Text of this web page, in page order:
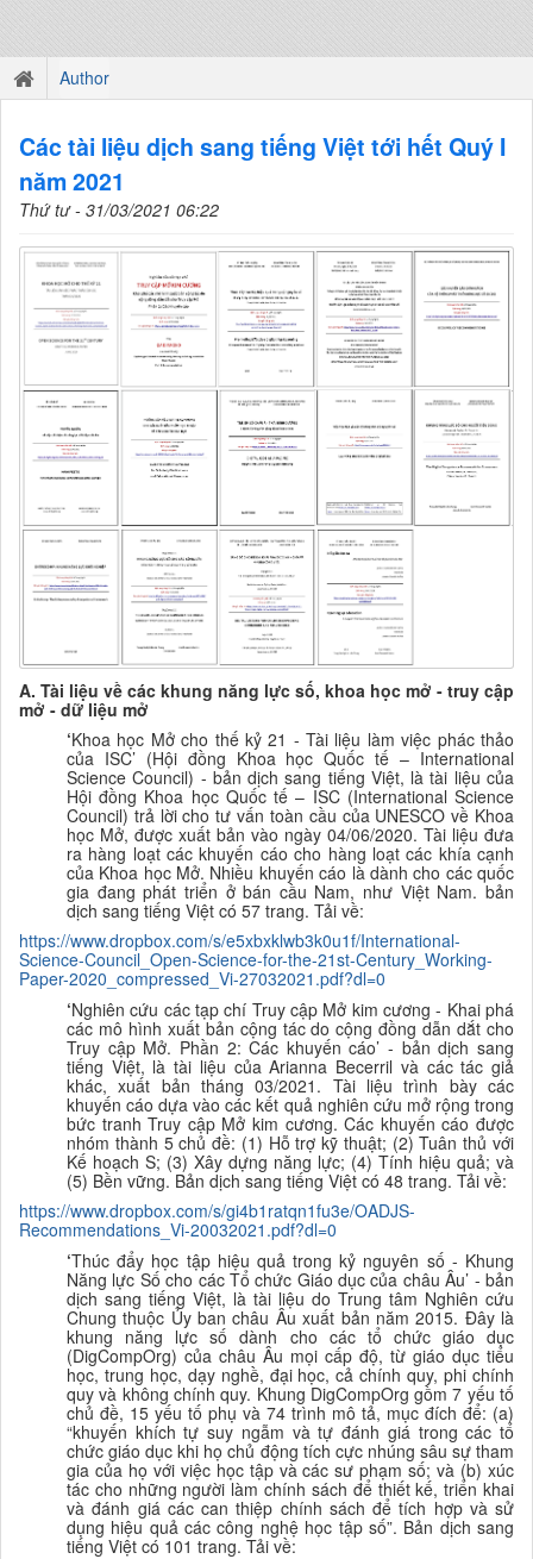
Author
Các tài liệu dịch sang tiếng Việt tới hết Quý I
năm 2021
Thứ tư - 31/03/2021 06:22
A. Tài liệu về các khung năng lực số, khoa học mở - truy cập
mở - dữ liệu mở
‘Khoa học Mởcho thế kỷ 21 - Tài liệu làm việc phác thảo
của ISC’ (Hội đồng Khoa học Quốc tế – International
Science Council) - bản dịch sang tiếng Việt, là tài liệu của
Hội đồng Khoa học Quốc tế – ISC (International Science
Council) trả lời cho tư vấn toàn cầu của UNESCO về Khoa
học Mở, được xuất bản vào ngày 04/06/2020. Tài liệu đưa
ra hàng loạt các khuyến cáo cho hàng loạt các khía cạnh
của Khoa học Mở. Nhiều khuyến cáo là dành cho các quốc
gia đang phát triển ở bán cầu Nam, như Việt Nam. bản
dịch sang tiếng Việt có 57 trang. Tải về:
https://www.dropbox.com/s/e5xbxklwb3k0u1f/International-
Science-Council_Open-Science-for-the-21st-Century_Working-
Paper-2020_compressed_Vi-27032021.pdf?dl=0
‘Nghiên cứu các tạp chí Truy cập Mở kim cương - Khai phá
các mô hình xuất bản cộng tác do cộng đồng dẫn dắt cho
Truy cập Mở. Phần 2: Các khuyến cáo’ - bản dịch sang
tiếng Việt, là tài liệu của Arianna Becerril và các tác giả
khác, xuất bản tháng 03/2021. Tài liệu trình bày các
khuyến cáo dựa vào các kết quả nghiên cứu mở rộng trong
bức tranh Truy cập Mở kim cương. Các khuyến cáo được
nhóm thành 5 chủ đề: (1) Hỗ trợ kỹ thuật; (2) Tuân thủ với
Kế hoạch S; (3) Xây dựng năng lực; (4) Tính hiệu quả; và
(5) Bền vững. Bản dịch sang tiếng Việt có 48 trang. Tải về:
https://www.dropbox.com/s/gi4b1ratqn1fu3e/OADJS-
Recommendations_Vi-20032021.pdf?dl=0
‘Thúc đẩy học tập hiệu quả trong kỷ nguyên số - Khung
Năng lực Số cho các Tổ chức Giáo dục của châu Âu’ - bản
dịch sang tiếng Việt, là tài liệu do Trung tâm Nghiên cứu
Chung thuộc Ủy ban châu Âu xuất bản năm 2015. Đây là
khung năng lực số dành cho các tổ chức giáo dục
(DigCompOrg) của châu Âu mọi cấp độ, từ giáo dục tiểu
học, trung học, dạy nghề, đại học, cả chính quy, phi chính
quy và không chính quy. Khung DigCompOrg gồm 7 yếu tố
chủ đề, 15 yếu tố phụ và 74 trình mô tả, mục đích để: (a)
“khuyến khích tự suy ngẫm và tự đánh giá trong các tổ
chức giáo dục khi họ chủ động tích cực nhúng sâu sự tham
gia của họ với việc học tập và các sư phạm số;và (b)xúc
tác cho những người làm chính sách để thiết kế, triển khai
và đánh giá các can thiệp chính sách để tích hợp và sử
dụng hiệu quả các công nghệ học tập số”. Bản dịch sang
tiếng Việt có 101 trang. Tải về: